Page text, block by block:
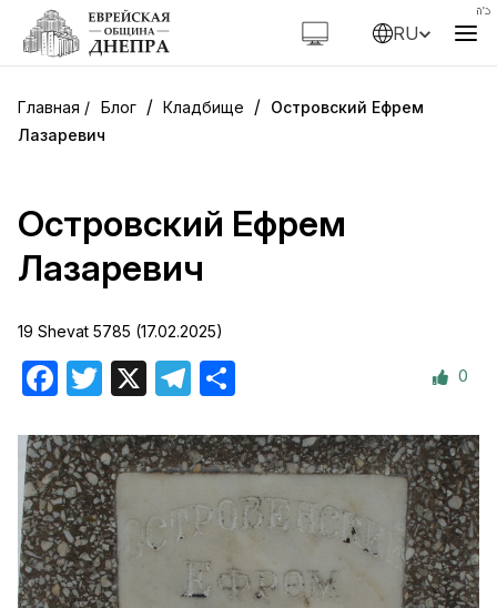
RU
Блог / Кладбище / Островский Ефрем
Лазаревич
Островский Ефрем
Лазаревич
19 Shevat 5785 (17.02.2025)
Facebook
Twitter Telegram 0